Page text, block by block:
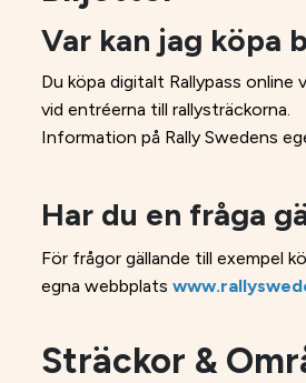
Var kan jag köpa
Du köpa digitalt Rallypass
vid entréerna till rallysträckorna.
Information på Rally Swedens
Har du en fråga
För frågor gällande till exempel
egna webbplats
Sträckor &